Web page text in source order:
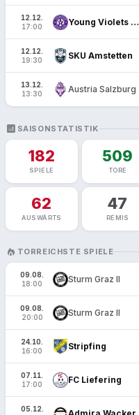
12.12.
17:00
Young Violets Austria Wien
12.12.
19:30
SKU Amstetten
13.12.
13:30
Austria Salzburg
ANALYTICS SAISONSTATISTIK
182
SPIELE
509
TORE
62
AUSWÄRTS
47
REMIS
LOCAL_FIRE_DEPARTMENT TORREICHSTE SPIELE
09.08.
18:00
Sturm Graz II
09.08.
20:00
Sturm Graz II
24.10.
16:00
Stripfing
07.11.
17:00
FC Liefering
05.12.